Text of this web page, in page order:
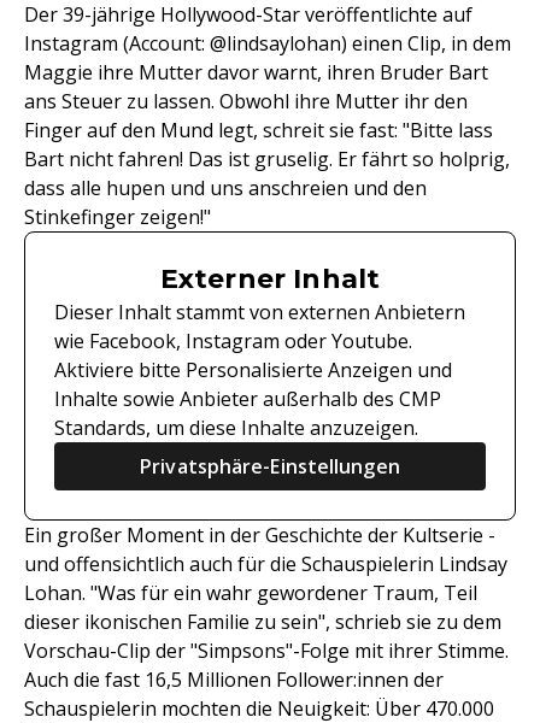
Der 39-jährige Hollywood-Star veröffentlichte auf
Instagram (Account: @lindsaylohan) einen Clip, in dem
Maggie ihre Mutter davor warnt, ihren Bruder Bart
ans Steuer zu lassen. Obwohl ihre Mutter ihr den
Finger auf den Mund legt, schreit sie fast: "Bitte lass
Bart nicht fahren! Das ist gruselig. Er fährt so holprig,
dass alle hupen und uns anschreien und den
Stinkefinger zeigen!"
Externer Inhalt
Dieser Inhalt stammt von externen Anbietern
wie Facebook, Instagram oder Youtube.
Aktiviere bitte Personalisierte Anzeigen und
Inhalte sowie Anbieter außerhalb des CMP
Standards, um diese Inhalte anzuzeigen.
Privatsphäre-Einstellungen
Ein großer Moment in der Geschichte der Kultserie -
und offensichtlich auch für die Schauspielerin Lindsay
Lohan. "Was für ein wahr gewordener Traum, Teil
dieser ikonischen Familie zu sein", schrieb sie zu dem
Vorschau-Clip der "Simpsons"-Folge mit ihrer Stimme.
Auch die fast 16,5 Millionen Follower:innen der
Schauspielerin mochten die Neuigkeit: Über 470.000